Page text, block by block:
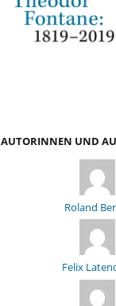
AUTORINNEN UND
Roland
Felix